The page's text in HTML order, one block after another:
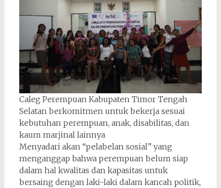
Caleg Perempuan Kabupaten Timor Tengah
Selatan berkomitmen untuk bekerja sesuai
kebutuhan perempuan, anak, disabilitas, dan
kaum marjinal lainnya
Menyadari akan “pelabelan sosial” yang
menganggap bahwa perempuan belum siap
dalam hal kwalitas dan kapasitas untuk
bersaing dengan laki-laki dalam kancah politik,